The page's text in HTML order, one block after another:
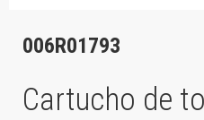
006R01793
Cartucho de